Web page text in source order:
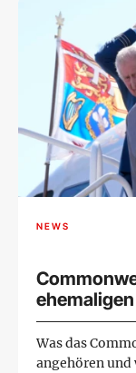
NEWS
Was das
angehören und